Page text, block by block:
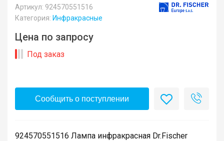
Артикул: 924570551516
Категория: Инфракрасные
Цена по запросу
Под заказ
Сообщить о поступлении
924570551516 Лампа инфракрасная Dr.Fischer